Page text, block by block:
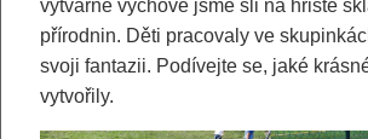
výtvarné výchově jsme šli na hřiště
přírodnin. Děti pracovaly ve
svoji fantazii. Podívejte se, jaké
vytvořily.